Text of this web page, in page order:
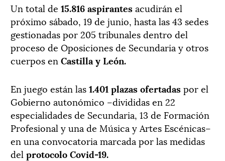
Un total de 15.816 aspirantesacudirán el
próximo sábado, 19 de junio, hasta las 43 sedes
gestionadas por 205 tribunales dentro del
proceso de Oposiciones de Secundaria y otros
cuerpos en Castilla y León.
En juego están las1.401 plazas ofertadaspor el
Gobierno autonómico –divididas en 22
especialidades de Secundaria, 13 de Formación
Profesional y una de Música y Artes Escénicas–
en una convocatoria marcada por las medidas
del protocolo Covid-19.